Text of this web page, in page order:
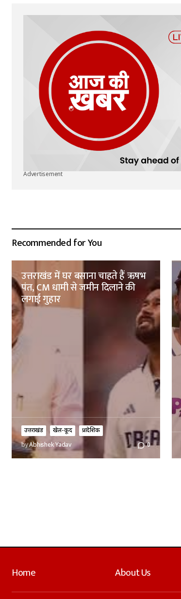
Advertisement
Recommended for You
उत्तराखंड में घर बसाना चाहते हैं ऋषभ
पंत, CM धामी से जमीन दिलाने की
लगाई गुहार
उत्तराखंड खेल-कूद
प्रादेशिक
byAbhishek Yadav 0
Home About Us